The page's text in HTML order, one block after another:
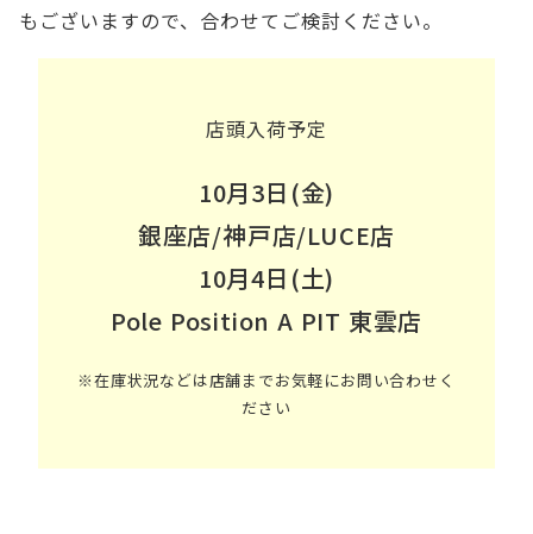
もございますので、合わせてご検討ください。
店頭入荷予定
10月3日(金)
銀座店/神戸店/LUCE店
10月4日(土)
Pole Position A PIT 東雲店
※在庫状況などは店舗までお気軽にお問い合わせく
ださい